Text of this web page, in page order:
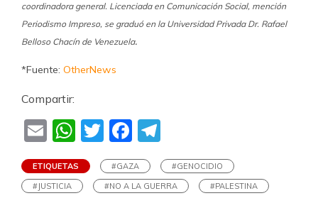
coordinadora general. Licenciada en Comunicación Social, mención
Periodismo Impreso, se graduó en la Universidad Privada Dr. Rafael
Belloso Chacín de Venezuela.
*Fuente: OtherNews
Compartir:
EmailWhatsApp
TwitterFacebook
ETIQUETAS #GAZA
#GENOCIDIO
#JUSTICIA
#NO A LA GUERRA #PALESTINA